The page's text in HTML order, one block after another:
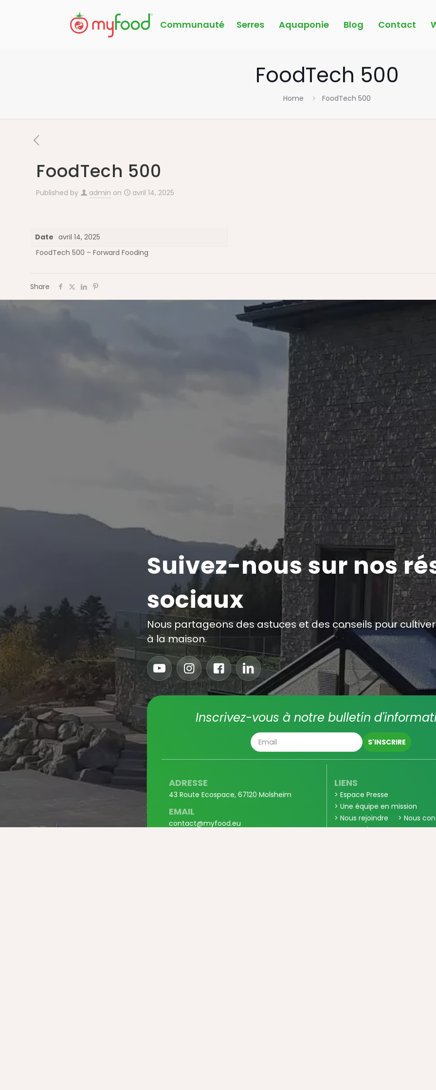
Communauté Serres Aquaponie Blog Contact
FoodTech 500
Home FoodTech 500
FoodTech 500
Published by admin on avril 14, 2025
Date avril 14, 2025
FoodTech 500 – Forward Fooding
Share
Suivez-nous sur nos
sociaux
Nous partageons des astuces et des conseils pour
à la maison.
Inscrivez-vous à notre bulletin
ADRESSE
43 Route Ecospace, 67120 Molsheim
EMAIL
contact@myfood.eu
LIENS
> Espace Presse
> Une équipe en mission
> Nous rejoindre
> Nous
> Partenaires